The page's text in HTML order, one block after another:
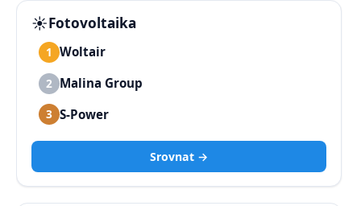
☀️Fotovoltaika
1 Woltair
2 Malina Group
3 S-Power
Srovnat →